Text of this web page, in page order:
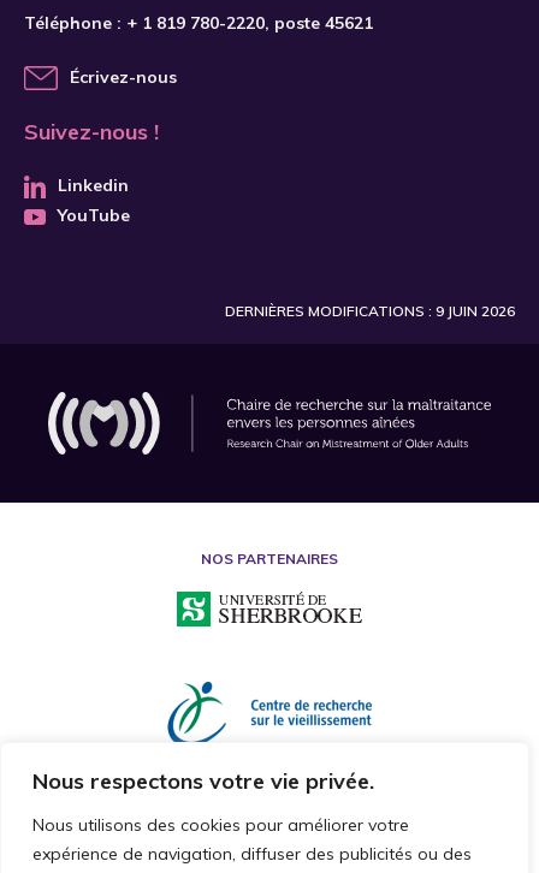
Nous respectons votre vie privée.
Nous utilisons des cookies pour améliorer votre
expérience de navigation, diffuser des publicités ou des
Téléphone : + 1 819 780-2220, poste 45621
Écrivez-nous
Suivez-nous !
Linkedin
YouTube
DERNIÈRES MODIFICATIONS : 9 JUIN 2026
NOS PARTENAIRES